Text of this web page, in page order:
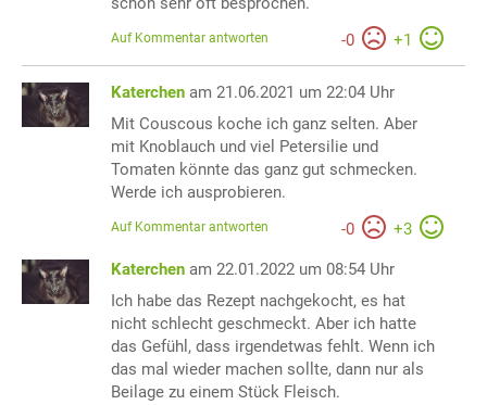
-0 +1
Auf Kommentar antworten
Katerchen am 21.06.2021 um 22:04 Uhr
Mit Couscous koche ich ganz selten. Aber
mit Knoblauch und viel Petersilie und
Tomaten könnte das ganz gut schmecken.
Werde ich ausprobieren.
-0 +3
Auf Kommentar antworten
Katerchen am 22.01.2022 um 08:54 Uhr
Ich habe das Rezept nachgekocht, es hat
nicht schlecht geschmeckt. Aber ich hatte
das Gefühl, dass irgendetwas fehlt. Wenn ich
das mal wieder machen sollte, dann nur als
Beilage zu einem Stück Fleisch.